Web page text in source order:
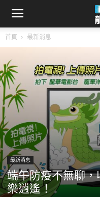
首頁 最新消息
最新消息
端午防疫不無聊
樂逍遙！